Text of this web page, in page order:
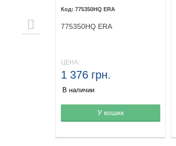
Товар в корзине
775350HQ ERA
775350HQ ERA
ЦЕНА:
1 376 грн.
В наличии
У кошик